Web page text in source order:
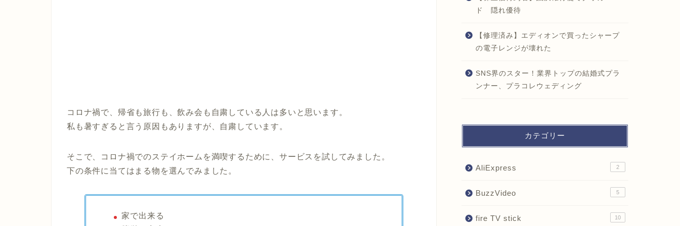
コロナ禍で、帰省も旅行も、飲み会も自粛している人は多いと思います。
私も暑すぎると言う原因もありますが、自粛しています。
そこで、コロナ禍でのステイホームを満喫するために、サービスを試してみました。
下の条件に当てはまる物を選んでみました。
家で出来る
ド 隠れ優待
【修理済み】エディオンで買ったシャープ
の電子レンジが壊れた
SNS界のスター！業界トップの結婚式プラ
ンナー、プラコレウェディング
カテゴリー
AliExpress 2
BuzzVideo 5
fire TV stick 10